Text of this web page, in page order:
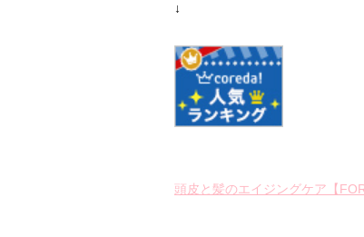
↓
頭皮と髪のエイジングケア【